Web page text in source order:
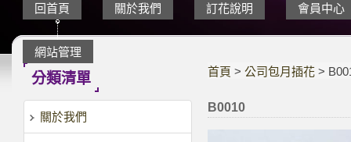
回首頁 關於我們 訂花說明 會員中心
網站管理
分類清單
關於我們
首頁 >公司包月插花 >
B0010